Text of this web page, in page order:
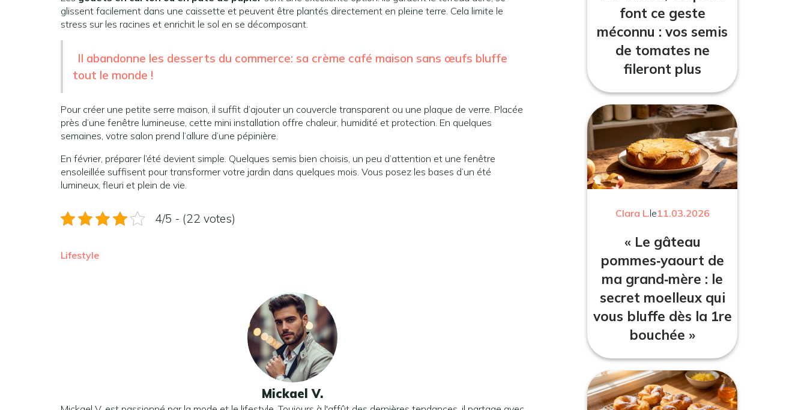
glissent facilement dans une caissette et peuvent être plantés directement en pleine terre. Cela limite le
stress sur les racines et enrichit le sol en se décomposant.
Il abandonne les desserts du commerce: sa crème café maison sans œufs bluffe
tout le monde !
Pour créer une petite serre maison, il suffit d’ajouter un couvercle transparent ou une plaque de verre. Placée
près d’une fenêtre lumineuse, cette mini installation offre chaleur, humidité et protection. En quelques
semaines, votre salon prend l’allure d’une pépinière.
En février, préparer l’été devient simple. Quelques semis bien choisis, un peu d’attention et une fenêtre
ensoleillée suffisent pour transformer votre jardin dans quelques mois. Vous posez les bases d’un été
lumineux, fleuri et plein de vie.
4/5 - (22 votes)
Lifestyle
Mickael V.
font ce geste
méconnu : vos semis
de tomates ne
fileront plus
Clara L.le11.03.2026
« Le gâteau
pommes‑yaourt de
ma grand‑mère : le
secret moelleux qui
vous bluffe dès la 1re
bouchée »